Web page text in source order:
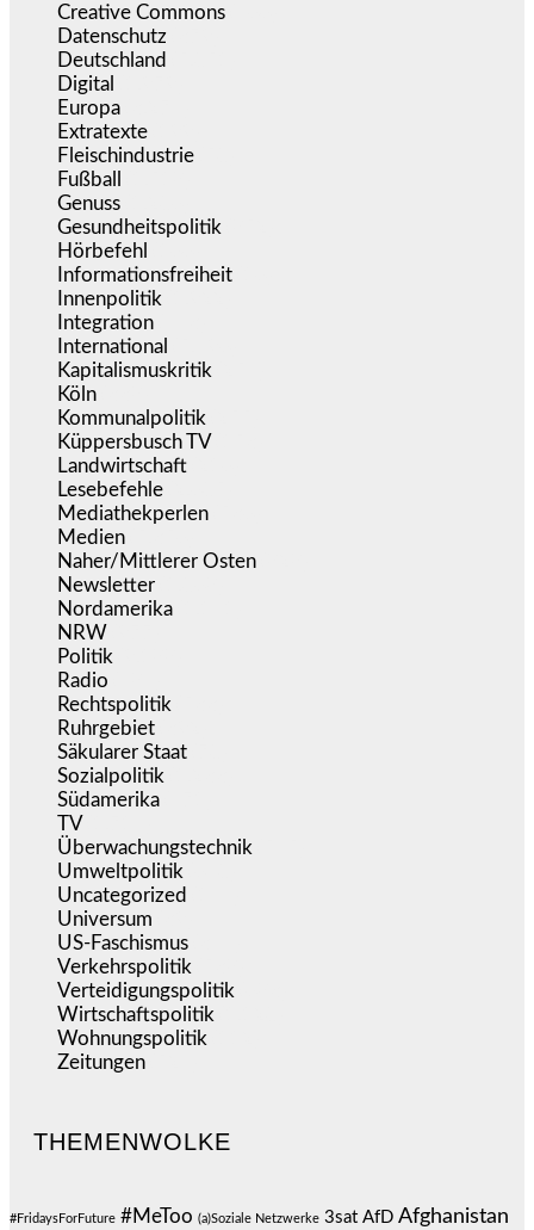
Creative Commons
Datenschutz
Deutschland
Digital
Europa
Extratexte
Fleischindustrie
Fußball
Genuss
Gesundheitspolitik
Hörbefehl
Informationsfreiheit
Innenpolitik
Integration
International
Kapitalismuskritik
Köln
Kommunalpolitik
Küppersbusch TV
Landwirtschaft
Lesebefehle
Mediathekperlen
Medien
Naher/Mittlerer Osten
Newsletter
Nordamerika
NRW
Politik
Radio
Rechtspolitik
Ruhrgebiet
Säkularer Staat
Sozialpolitik
Südamerika
TV
Überwachungstechnik
Umweltpolitik
Uncategorized
Universum
US-Faschismus
Verkehrspolitik
Verteidigungspolitik
Wirtschaftspolitik
Wohnungspolitik
Zeitungen
THEMENWOLKE
#FridaysForFuture #MeToo (a)Soziale Netzwerke 3sat AfD Afghanistan